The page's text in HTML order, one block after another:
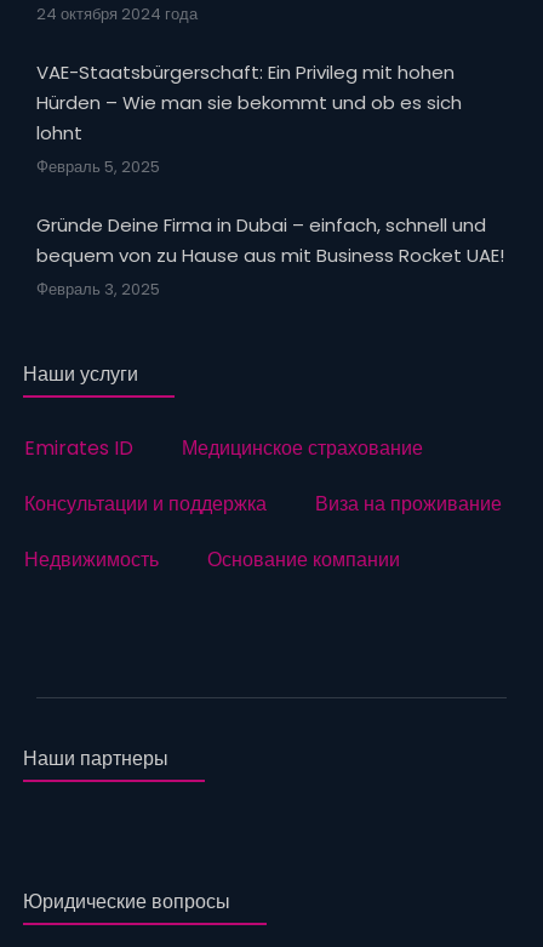
24 октября 2024 года
VAE-Staatsbürgerschaft: Ein Privileg mit hohen
Hürden – Wie man sie bekommt und ob es sich
lohnt
Февраль 5, 2025
Gründe Deine Firma in Dubai – einfach, schnell und
bequem von zu Hause aus mit Business Rocket UAE!
Февраль 3, 2025
Наши услуги
Emirates ID
Медицинское страхование
Консультации и поддержка
Виза на проживание
Недвижимость
Основание компании
Наши партнеры
Юридические вопросы